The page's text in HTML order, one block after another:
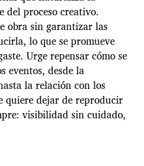
del proceso creativo.
obra sin garantizar las
lo que se promueve
Urge repensar cómo se
eventos, desde la
la relación con los
quiere dejar de reproducir
visibilidad sin cuidado,